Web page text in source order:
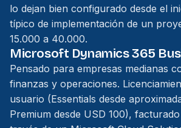
lo dejan bien configurado desde el
típico de implementación de un
15.000 a 40.000.
Microsoft Dynamics 365
Pensado para empresas medianas
finanzas y operaciones.
usuario (Essentials desde
Premium desde USD 100),